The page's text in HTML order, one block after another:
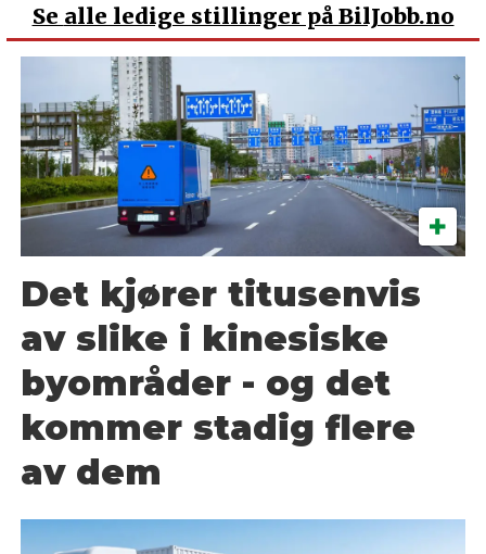
Se alle ledige stillinger på BilJobb.no
Det kjører titusenvis
av slike i kinesiske
byområder - og det
kommer stadig flere
av dem